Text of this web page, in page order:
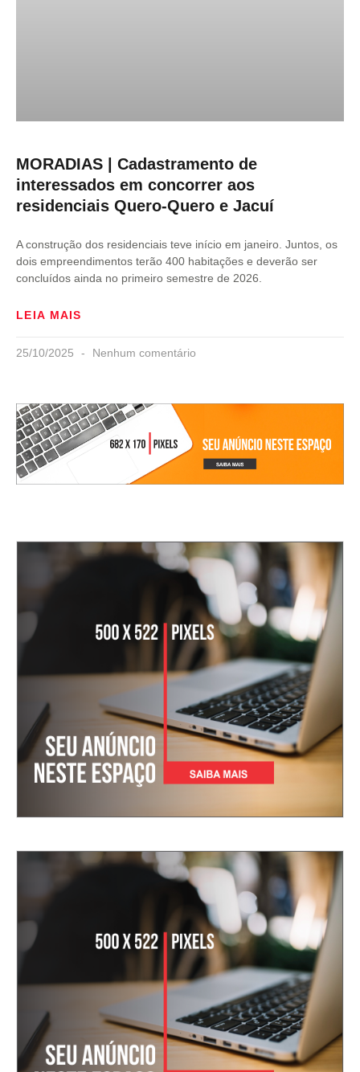
MORADIAS | Cadastramento de
interessados em concorrer aos
residenciais Quero-Quero e Jacuí
A construção dos residenciais teve início em janeiro. Juntos, os
dois empreendimentos terão 400 habitações e deverão ser
concluídos ainda no primeiro semestre de 2026.
LEIA MAIS
25/10/2025 Nenhum comentário